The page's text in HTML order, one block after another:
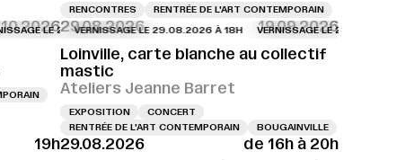
RENCONTRES RENTRÉE DE L'ART CONTEMPORAIN
LE 29.08.2026 À 15H VERNISSAGE LE 29.08.2026 À 15H
16H VERNISSAGE LE 29.08.2026 À 16H VERNISSAGE LE 29.08.2026 À 16H
LE 29.08.2026 À 18H VERNISSAGE LE 29.08.2026 À 18H VERNISSAGE LE
29.08.2026 19.09.2026
VERNISSAGE LE 29.08.2026 À 18H VERNISSAGE LE 29.08.2026 À 18H
Loinville, carte blanche au collectif
mastic
Ateliers Jeanne Barret
EXPOSITION
CONCERT
RENTRÉE DE L'ART CONTEMPORAIN
BOUGAINVILLE
VERNISSAGE LE 29.08.2026 À 18H VERNISSAGE LE 29.08.2026 À 18H
19h29.08.2026
de 16h à 20h